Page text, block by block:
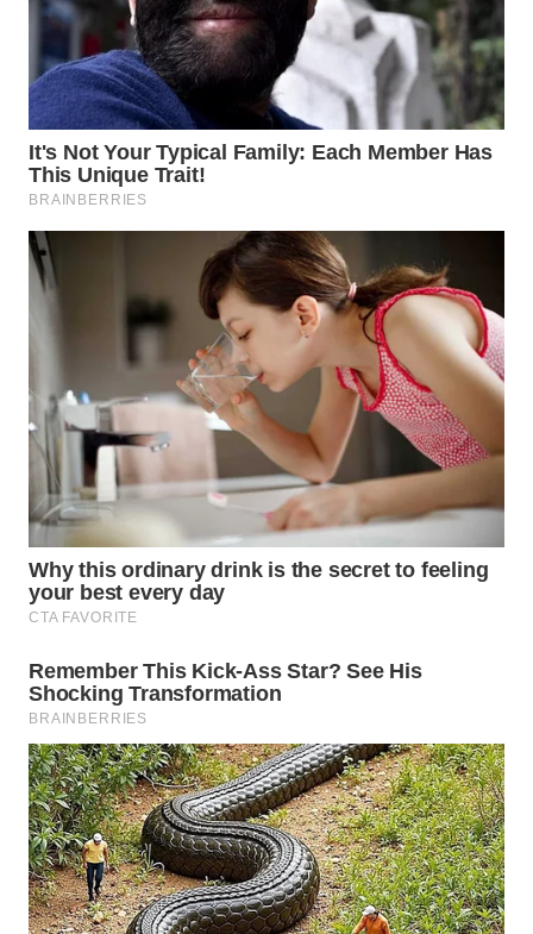
WN
MALUT
WN
DAIRI
WN
WN
LANGKAT
WN
TAPANULI
SELATAN
WN
TANJUNG
WN
KARO
WN
SIMALUNGUN
WN
LABUHANBATU